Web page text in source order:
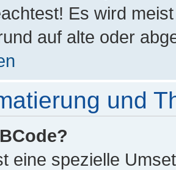
Es wird
auf alte oder
und
eine spezielle